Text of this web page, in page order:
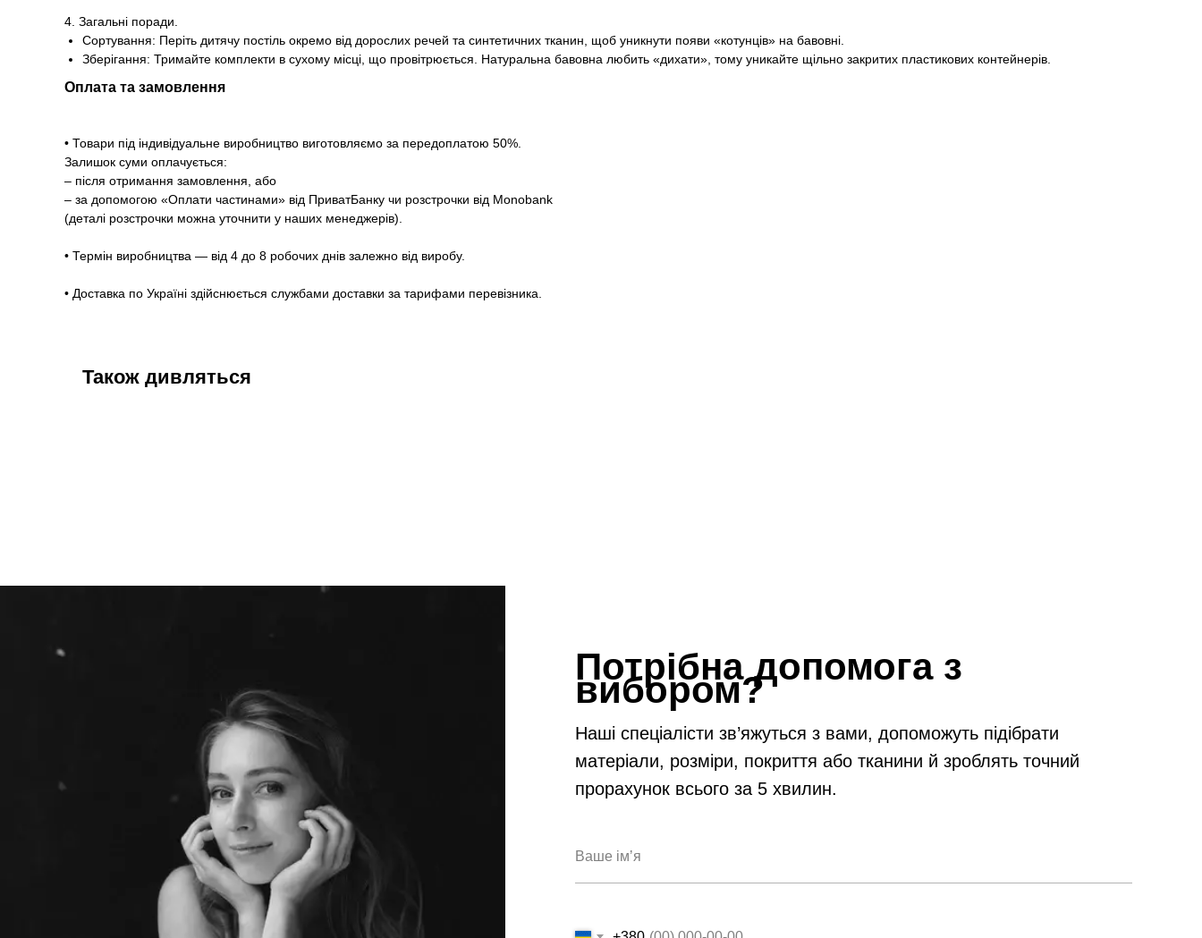
4. Загальні поради.
Сортування: Періть дитячу постіль окремо від дорослих речей та синтетичних тканин, щоб уникнути появи «котунців» на бавовні.
Зберігання: Тримайте комплекти в сухому місці, що провітрюється. Натуральна бавовна любить «дихати», тому уникайте щільно закритих пластикових контейнерів.
Оплата та замовлення
• Товари під індивідуальне виробництво виготовляємо за передоплатою 50%.
Залишок суми оплачується:
– після отримання замовлення, або
– за допомогою «Оплати частинами» від ПриватБанку чи розстрочки від Monobank
(деталі розстрочки можна уточнити у наших менеджерів).
• Термін виробництва — від 4 до 8 робочих днів залежно від виробу.
• Доставка по Україні здійснюється службами доставки за тарифами перевізника.
Також дивляться
Потрібна допомога з
вибором?
Наші спеціалісти зв’яжуться з вами, допоможуть підібрати
матеріали, розміри, покриття або тканини й зроблять точний
прорахунок всього за 5 хвилин.